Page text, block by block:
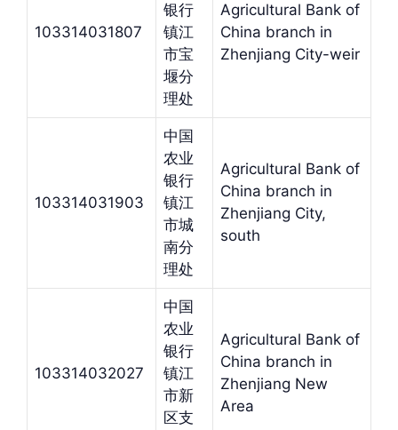
103314031807
银行
镇江
市宝
堰分
理处
Agricultural Bank of
China branch in
Zhenjiang City-weir
103314031903
中国
农业
银行
镇江
市城
南分
理处
Agricultural Bank of
China branch in
Zhenjiang City,
south
103314032027
中国
农业
银行
镇江
市新
区支
Agricultural Bank of
China branch in
Zhenjiang New
Area